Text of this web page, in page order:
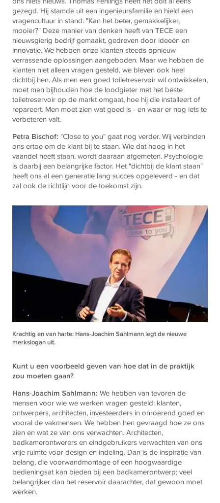
gezegd. Hij stamde uit een ingenieursfamilie en hield een
vragencultuur in stand: "Kan het beter, gemakkelijker,
mooier?" Deze manier van denken heeft van TECE een
nieuwsgierig bedrijf gemaakt, gedreven door ideeën en
innovatie. We hebben onze klanten steeds opnieuw
verrassende oplossingen aangeboden. Maar we hebben de
klanten niet alleen vragen gesteld, we bleven ook heel
dichtbij hen. Als men een goed toiletreservoir wil ontwikkelen,
moet men bijhouden hoe de loodgieter met het beste
toiletreservoir op de markt omgaat, hoe hij die installeert of
repareert. Men moet zien wat goed is - en waar er nog iets te
verbeteren valt.
Petra Bischof: "Close to you" gaat nog verder. Wij verbinden
ons ertoe om de klant bij te staan. Wie dat hoog in het
vaandel heeft staan, wordt daaraan afgemeten. Psychologie
is daarbij een belangrijke factor. Het "dichtbij de klant staan"
heeft ons al een generatie lang succes opgeleverd - en dat
zal ook de richtlijn voor de toekomst zijn.
Krachtig en van harte: Hans-Joachim Sahlmann legt de nieuwe
merkslogan uit.
Kunt u een voorbeeld geven van hoe dat in de praktijk
zou moeten gaan?
Hans-Joachim Sahlmann: We hebben van tevoren de
mensen voor wie we werken vragen gesteld: klanten,
ontwerpers, architecten, investeerders in onroerend goed en
vooral de vakmensen. We hebben hen gevraagd hoe ze ons
zien en wat ze van ons verwachten. Architecten,
badkamerontwerers en eindgebruikers verwachten van ons
vrije ruimte voor design en indeling. Dan is de inspiratie van
belang, die voorwandmontage of een hoogwaardige
bedieningsat kan bieden bij een badkamerontwerp; veel
belangrijker dan het reservoir daarachter, dat gewoon moet
werken.